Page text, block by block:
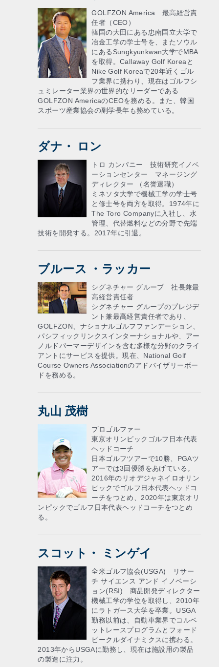
GOLFZON America 最高経営責
任者（CEO）
韓国の大田にある忠南国立大学で
冶金工学の学士号を、またソウル
にあるSungkyunkwan大学でMBA
を取得。Callaway Golf Koreaと
Nike Golf Koreaで20年近くゴル
フ業界に携わり、現在はゴルフシ
ュミレーター業界の世界的なリーダーである
GOLFZON AmericaのCEOを務める。また、韓国
スポーツ産業協会の副学長年も務めている。
ダナ・ ロン
トロ カンパニー 技術研究イノベ
ーションセンター マネージング
ディレクター （名誉退職）
ミネソタ大学で機械工学の学士号
と修士号を両方を取得。1974年に
The Toro Companyに入社し、水
管理、代替燃料などの分野で先端
技術を開発する。2017年に引退。
ブルース ・ラッカー
シグネチャー グループ 社長兼最
高経営責任者
シグネチャー グループのプレジデ
ント兼最高経営責任者であり、
GOLFZON、ナショナルゴルフファンデーション、
パシフィックリンクスインターナショナルや、アー
ノルドパーマーデザインを含む多様な分野のクライ
アントにサービスを提供。現在、National Golf
Course Owners Associationのアドバイザリーボー
ドを務める。
丸山 茂樹
プロゴルファー
東京オリンピックゴルフ日本代表
ヘッドコーチ
日本ゴルフツアーで10勝、PGAツ
アーでは3回優勝をあげている。
2016年のリオデジャネイロオリン
ピックでゴルフ日本代表ヘッドコ
ーチをつとめ、2020年は東京オリ
ンピックでゴルフ日本代表ヘッドコーチをつとめ
る。
スコット・ ミンゲイ
全米ゴルフ協会(USGA) リサー
チ サイエンス アンド イノベーシ
ョン(RSI) 商品開発ディレクター
機械工学の学位を取得し、2010年
にラトガース大学を卒業。USGA
勤務以前は、自動車業界でコルベ
ットレースプログラムとフォード
ビークルダイナミクスに携わる。
2013年からUSGAに勤務し、現在は施設用の製品
の製造に注力。